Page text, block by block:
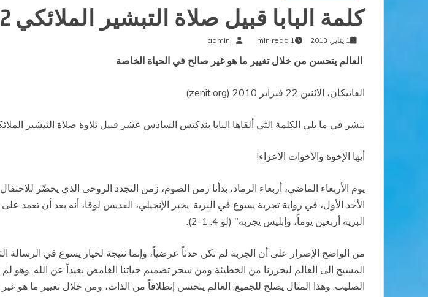
كلمة البابا قبيل صلاة التبشير الملائكي 22 فبراير 2010
1 يناير, 2013 1 min read
admin
العالم يتحسن من خلال تغيير ما هو غير صالح في الحياة الخاصة
الفاتيكان، الاثنين 22 فبراير 2010 (zenit.org).
ننشر في ما يلي الكلمة التي ألقاها البابا بندكتس السادس عشر قبيل تلاوة صلاة التبشير
أيها الإخوة والأخوات الأعزاء!
يوم الأربعاء الماضي، أربعاء الرماد، بدأنا زمن الصوم، زمن التجدد الروحي الذي يحضّر
الأحد الأول، في رواية تجربة يسوع في البرية. يخبر الإنجيلي، القديس لوقا، أنه بعد أن
البرية أربعين يوماً، وإبليس يجربه" (لو 4: 1-2).
من الواضح الإصرار على أن الجربة لم تكن حدثاً عرضياً، وإنما نتيجة لخيار يسوع في الرسالة
المسيح الى العالم ليحررنا من الخطيئة ومن سحر تصميم حياتنا الغامض بعيداً عن الله.
الصليب. وهذا المثال يصلح للجميع: العالم يتحسن إنطلاقاً من الذات، ومن خلال تغيير ما هو